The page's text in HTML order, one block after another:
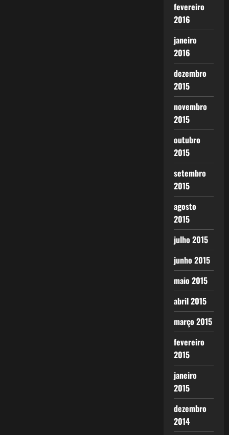
fevereiro
2016
janeiro
2016
dezembro
2015
novembro
2015
outubro
2015
setembro
2015
agosto
2015
julho 2015
junho 2015
maio 2015
abril 2015
março 2015
fevereiro
2015
janeiro
2015
dezembro
2014